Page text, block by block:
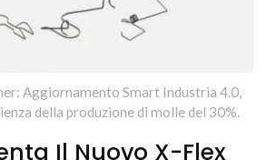
Aggiornamento Smart Industria 4.0,
della produzione di molle del 30%.
Il Nuovo X-Flex